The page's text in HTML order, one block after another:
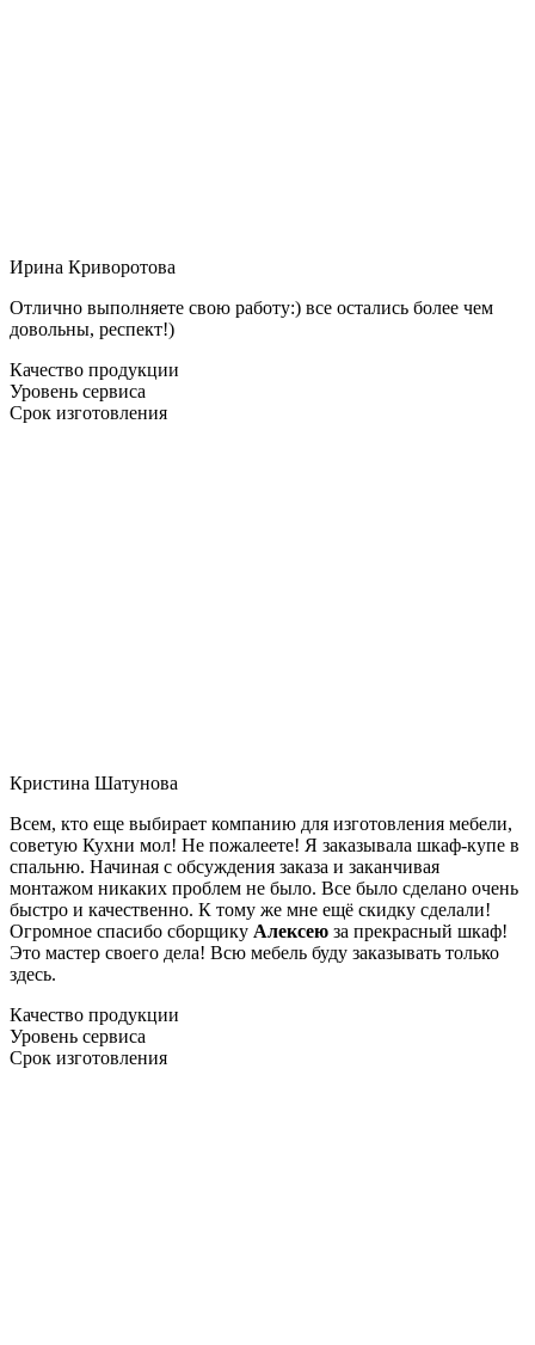
Ирина Криворотова
Отлично выполняете свою работу:) все остались более чем
довольны, респект!)
Качество продукции
Уровень сервиса
Срок изготовления
Кристина Шатунова
Всем, кто еще выбирает компанию для изготовления мебели,
советую Кухни мол! Не пожалеете! Я заказывала шкаф-купе в
спальню. Начиная с обсуждения заказа и заканчивая
монтажом никаких проблем не было. Все было сделано очень
быстро и качественно. К тому же мне ещё скидку сделали!
Огромное спасибо сборщику Алексею за прекрасный шкаф!
Это мастер своего дела! Всю мебель буду заказывать только
здесь.
Качество продукции
Уровень сервиса
Срок изготовления